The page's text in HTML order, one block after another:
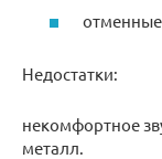
отменные
Недостатки:
некомфортное
металл.